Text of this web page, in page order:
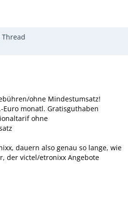
Thread
ohne Mindestumsatz!
Euro monatl. Gratisguthaben
ohne
dauern also genau so lange, wie
der victel/etronixx Angebote